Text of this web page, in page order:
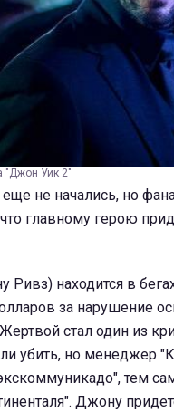
"Джон Уик 2"
не начались, но
главному герою
Ривз) находится в
за нарушение
стал один из
убить, но менеджер
тем
Джону